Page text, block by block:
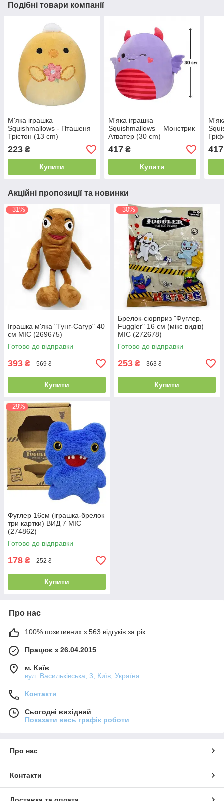
Подібні товари компанії
М'яка іграшка
Squishmallows - Пташеня
Трістон (13 cm)
223 ₴
Купити
М'яка іграшка
Squishmallows – Монстрик
Атватер (30 cm)
417₴
Купити
417
Акційні пропозиції та новинки
–31%
Іграшка м'яка "Тунг-Сагур" 40
см MIC (269675)
Готово до відправки
393 ₴ 569 ₴
Купити
–30%
Брелок-сюрприз "Фуглер.
Fuggler" 16 см (мікс видів)
MIC (272678)
Готово до відправки
253 ₴ 363 ₴
Купити
–29%
Фуглер 16см (іграшка-брелок
три картки) ВИД 7 MIC
(274862)
Готово до відправки
178 ₴ 252 ₴
Купити
Про нас
100% позитивних з 563 відгуків за рік
Працює з 26.04.2015
м. Київ
вул. Васильківська, 3, Київ, Україна
Контакти
Сьогодні вихідний
Показати весь графік роботи
Про нас
Контакти